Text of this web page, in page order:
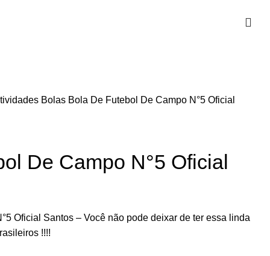
Bolas Bola De Futebol De Campo N°5 Oficial
De Campo N°5 Oficial
Oficial Santos – Você não pode deixar de ter essa linda
!!!!